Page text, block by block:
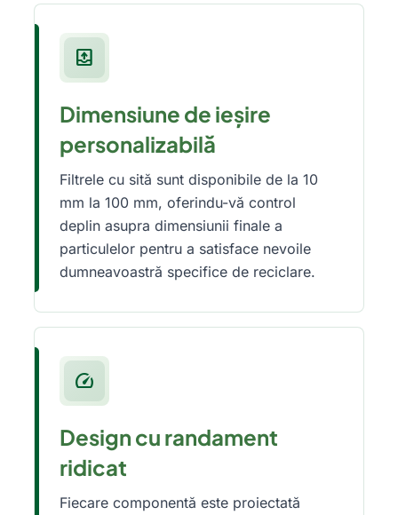
outbox
Dimensiune de ieșire
personalizabilă
Filtrele cu sită sunt disponibile de la 10
mm la 100 mm, oferindu-vă control
deplin asupra dimensiunii finale a
particulelor pentru a satisface nevoile
dumneavoastră specifice de reciclare.
speed
Design cu randament
ridicat
Fiecare componentă este proiectată